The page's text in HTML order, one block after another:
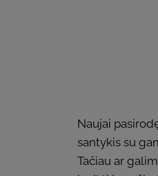
Naujai
santykis su
Tačiau ar